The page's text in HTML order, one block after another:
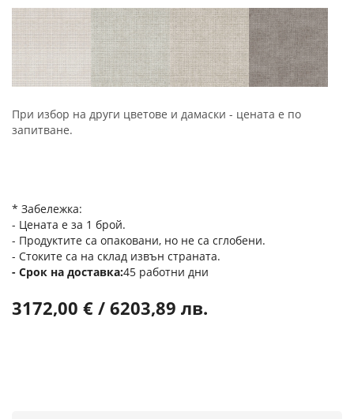
При избор на други цветове и дамаски - цената е по
запитване.
* Забележка:
- Цената е за 1 брой.
- Продуктите са опаковани, но не са сглобени.
- Стоките са на склад извън страната.
Срок на доставка 45 работни дни
3172,00 € / 6203,89 лв.